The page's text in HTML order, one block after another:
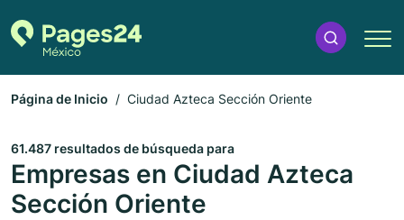
Página de Inicio Ciudad Azteca Sección Oriente
61.487 resultados de búsqueda para
Empresas en Ciudad Azteca
Sección Oriente